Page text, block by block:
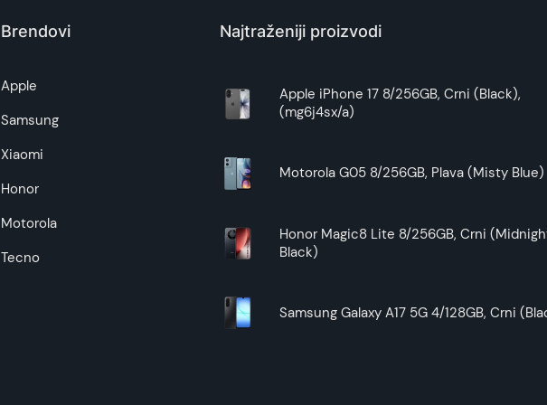
Superfon doo se trudi da informacije i fotografije artikala budu što tačnije
Brendovi
Apple
Samsung
Xiaomi
Honor
Motorola
Tecno
Najtraženiji proizvodi
Apple iPhone 17 8/256GB, Crni (Black),
(mg6j4sx/a)
Motorola G05 8/256GB, Plava (Misty Blue)
Honor Magic8 Lite 8/256GB, Crni
Black)
Samsung Galaxy A17 5G 4/128GB, Crni